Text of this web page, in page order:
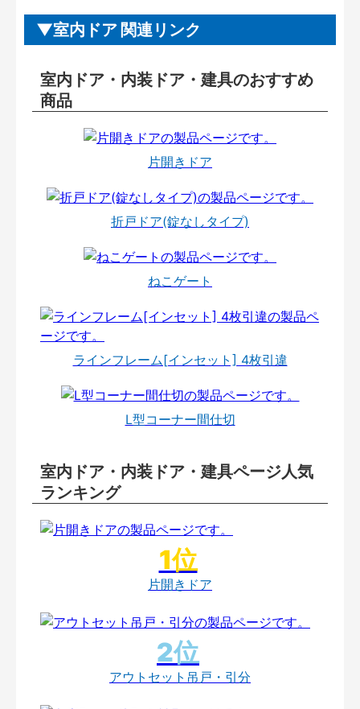
室内ドア 関連リンク
室内ドア・内装ドア・建具のおすすめ
商品
片開きドア
折戸ドア(錠なしタイプ)
ねこゲート
ラインフレーム[インセット] 4枚引違
L型コーナー間仕切
室内ドア・内装ドア・建具ページ人気
ランキング
片開きドア
アウトセット吊戸・引分